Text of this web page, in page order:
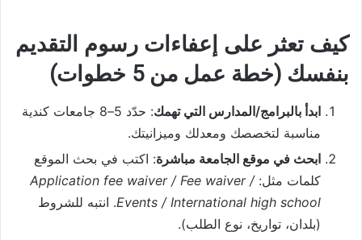
كيف تعثر على إعفاءات رسوم التقديم
بنفسك (خطة عمل من 5 خطوات)
ابدأ بالبرامج/المدارس التي تهمك
: حدّد 5–8 جامعات كندية
مناسبة لتخصصك ومعدلك وميزانيتك.
ابحث في موقع الجامعة مباشرة: اكتب في بحث الموقع
كلمات مثل:Application fee waiver / Fee waiver /
Events / International high school. انتبه للشروط
(بلدان، تواريخ، نوع الطلب).